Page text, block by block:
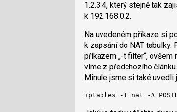
1.2.3.4, který stejně tak
k 192.168.0.2.
Na uvedeném příkaze si
k zapsání do NAT
příkazem „-t filter“, ovšem
víme z předchozího článku.
Minule jsme si také uvedli
iptables -t nat -A